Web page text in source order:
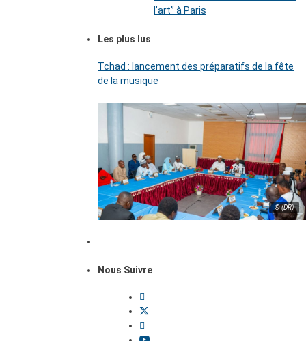
l’art’’ à Paris
Les plus lus
Tchad : lancement des préparatifs de la fête
de la musique
© (DR)
Nous Suivre